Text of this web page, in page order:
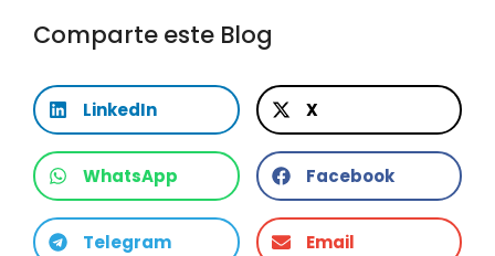
Comparte este Blog
LinkedIn X
WhatsApp Facebook
Telegram Email